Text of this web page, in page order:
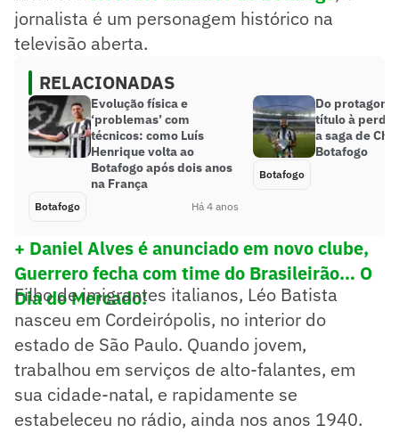
jornalista é um personagem histórico na
televisão aberta.
RELACIONADAS
Evolução física e
‘problemas’ com
técnicos: como Luís
Henrique volta ao
Botafogo após dois anos
na França
Botafogo Há 4 anos
Do
título à perda
a saga de
Botafogo
Botafogo
+ Daniel Alves é anunciado em novo clube,
Guerrero fecha com time do Brasileirão… O
Dia do Mercado!
Filho de imigrantes italianos, Léo Batista
nasceu em Cordeirópolis, no interior do
estado de São Paulo. Quando jovem,
trabalhou em serviços de alto-falantes, em
sua cidade-natal, e rapidamente se
estabeleceu no rádio, ainda nos anos 1940.